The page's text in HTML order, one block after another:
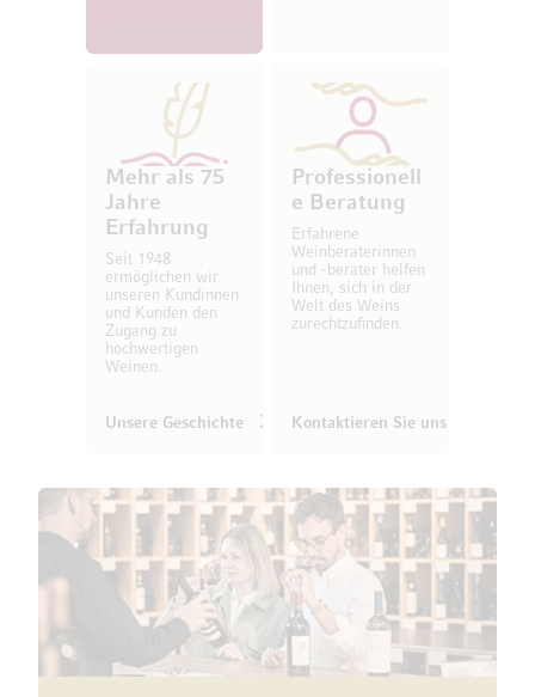
Mehr als 75
Jahre
Erfahrung
Seit 1948
ermöglichen wir
unseren Kundinnen
und Kunden den
Zugang zu
hochwertigen
Weinen.
Unsere Geschichte
Professionell
e Beratung
Erfahrene
Weinberaterinnen
und -berater helfen
Ihnen, sich in der
Welt des Weins
zurechtzufinden.
Kontaktieren Sie uns